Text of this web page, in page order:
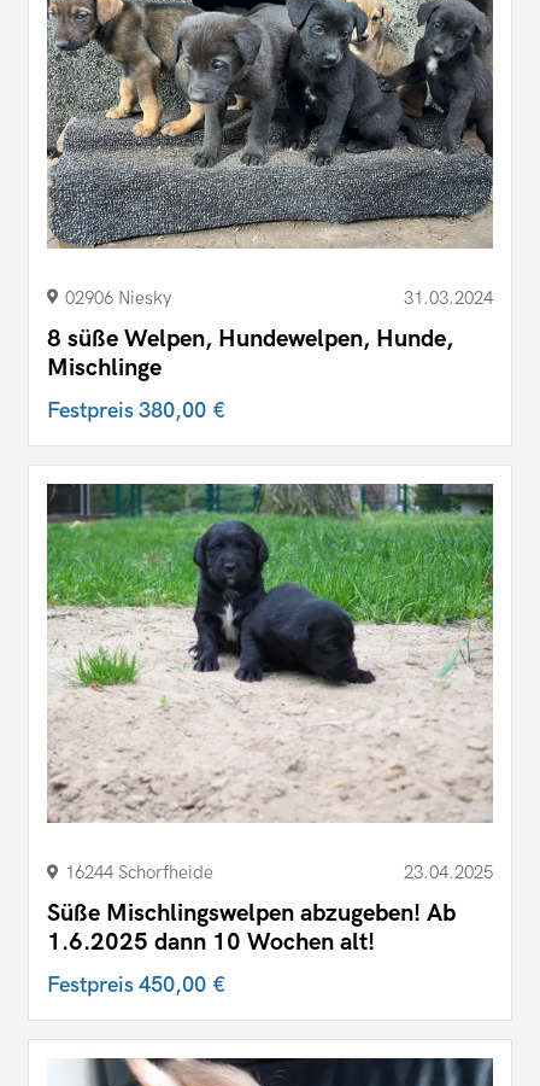
02906 Niesky 31.03.2024
8 süße Welpen, Hundewelpen, Hunde,
Mischlinge
Festpreis380,00 €
16244 Schorfheide 23.04.2025
Süße Mischlingswelpen abzugeben! Ab
1.6.2025 dann 10 Wochen alt!
Festpreis450,00 €